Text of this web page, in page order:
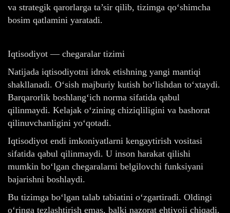
va strategik qarorlarga ta’sir qilib, tizimga qo‘shimcha
bosim qatlamini yaratadi.
Iqtisodiyot — chegaralar tizimi
Natijada iqtisodiyotni idrok etishning yangi mantiqi
shakllanadi. O‘sish majburiy kutish bo‘lishdan to‘xtaydi.
Barqarorlik boshlang‘ich norma sifatida qabul
qilinmaydi. Kelajak o‘zining chiziqliligini va bashorat
qilinuvchanligini yo‘qotadi.
Iqtisodiyot endi imkoniyatlarni kengaytirish vositasi
sifatida qabul qilinmaydi. U inson harakat qilishi
mumkin bo‘lgan chegaralarni belgilovchi funksiyani
bajarishni boshlaydi.
Bu tizimga bo‘lgan talab tabiatini o‘zgartiradi. Oldingi
o‘ringa tezlashtirish emas, balki nazorat ehtiyoji chiqadi.